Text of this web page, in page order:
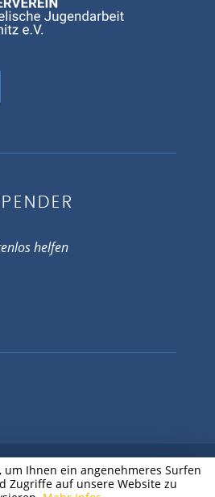
helfen
um Ihnen ein angenehmeres Surfen
Zugriffe auf unsere Website zu